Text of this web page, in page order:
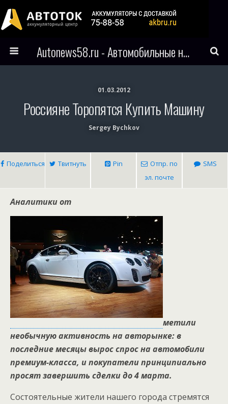
Autonews58.ru - Автомобильные новости Пензы и всего мира
01.03.2012
Россияне Торопятся Купить Машину
Sergey Bychkov
Поделиться Твитнуть Pin
Отпр. по
эл. почте
SMS
Аналитики от
метили
необычную активность на авторынке: в
последние месяцы вырос спрос на автомобили
премиум-класса, и покупатели принципиально
просят завершить сделки до 4 марта.
Состоятельные жители нашего города стремятся